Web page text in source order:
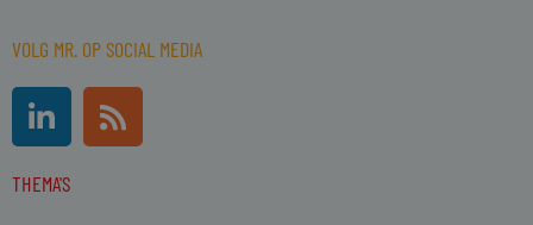
VOLG MR. OP SOCIAL MEDIA
L
i
n
k
R
s
s
THEMA'S